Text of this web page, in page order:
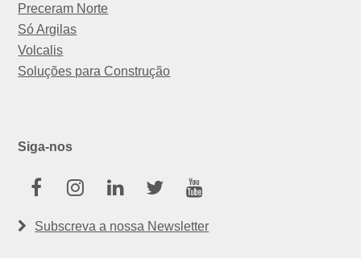
Preceram Norte
Só Argilas
Volcalis
Soluções para Construção
Siga-nos
FacebookInstagram
LinkedinTwitter
Subscreva a nossa Newsletter